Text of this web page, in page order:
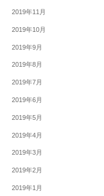
2019年11月
2019年10月
2019年9月
2019年8月
2019年7月
2019年6月
2019年5月
2019年4月
2019年3月
2019年2月
2019年1月